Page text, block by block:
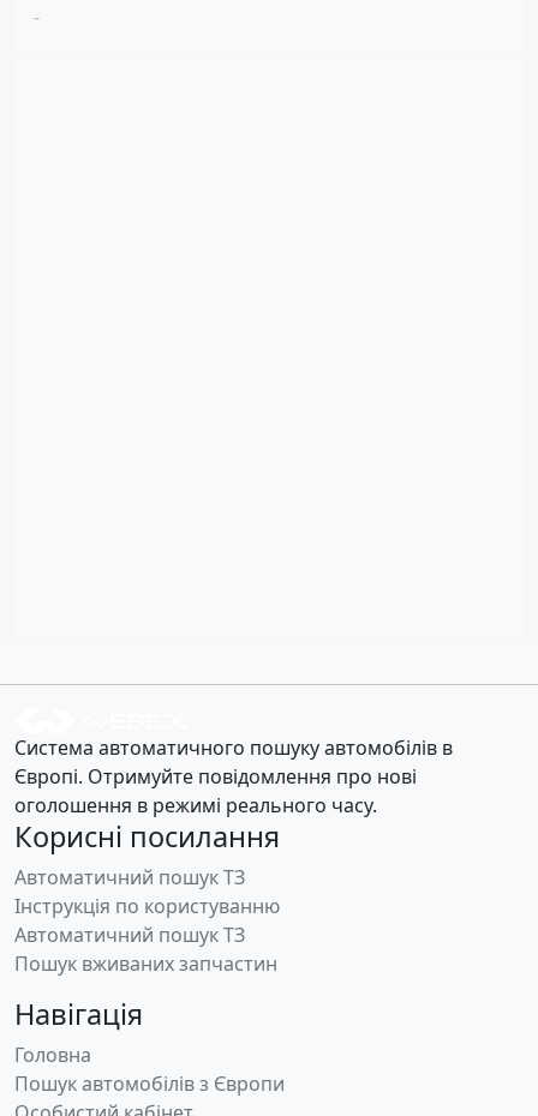
-
Система автоматичного пошуку автомобілів в
Європі. Отримуйте повідомлення про нові
оголошення в режимі реального часу.
Корисні посилання
Автоматичний пошук ТЗ
Інструкція по користуванню
Автоматичний пошук ТЗ
Пошук вживаних запчастин
Навігація
Головна
Пошук автомобілів з Європи